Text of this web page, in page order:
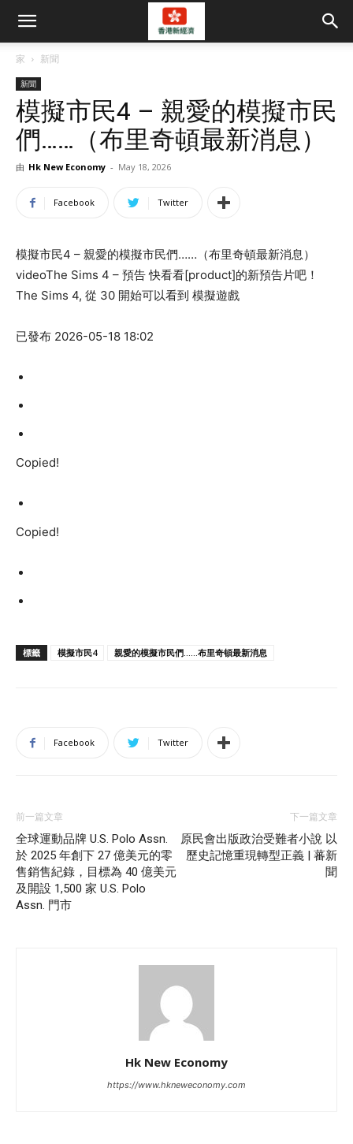
家 新聞
新聞
模擬市民4 – 親愛的模擬市民
們……（布里奇頓最新消息）
由 Hk New Economy - May 18, 2026
Facebook Twitter
模擬市民4 – 親愛的模擬市民們……（布里奇頓最新消息）
videoThe Sims 4 – 預告 快看看[product]的新預告片吧！
The Sims 4, 從 30 開始可以看到 模擬遊戲
已發布 2026-05-18 18:02
Copied!
Copied!
標籤 模擬市民4 親愛的模擬市民們......布里奇頓最新消息
Facebook Twitter
前一篇文章
全球運動品牌 U.S. Polo Assn.
於 2025 年創下 27 億美元的零
售銷售紀錄，目標為 40 億美元
及開設 1,500 家 U.S. Polo
Assn. 門市
下一篇文章
原民會出版政治受難者小說 以
歷史記憶重現轉型正義 | 蕃新
聞
Hk New Economy
https://www.hkneweconomy.com